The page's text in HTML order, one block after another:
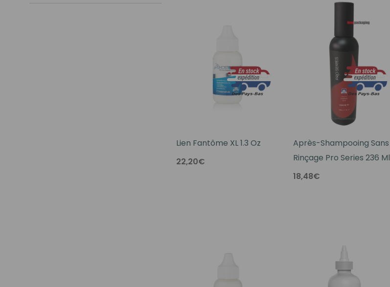
Lien Fantôme XL 1.3 Oz
22,20€
Après-Shampooing Sans
Rinçage Pro Series 236 Ml
18,48€